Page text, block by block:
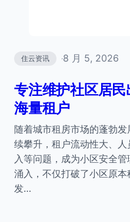
住云资讯 ·8 月 5, 2026
专注维护社区居
海量租户
随着城市租房市场的蓬勃
续攀升，租户流动性大、
入等问题，成为小区安全
涌入，不仅打破了小区原
发…